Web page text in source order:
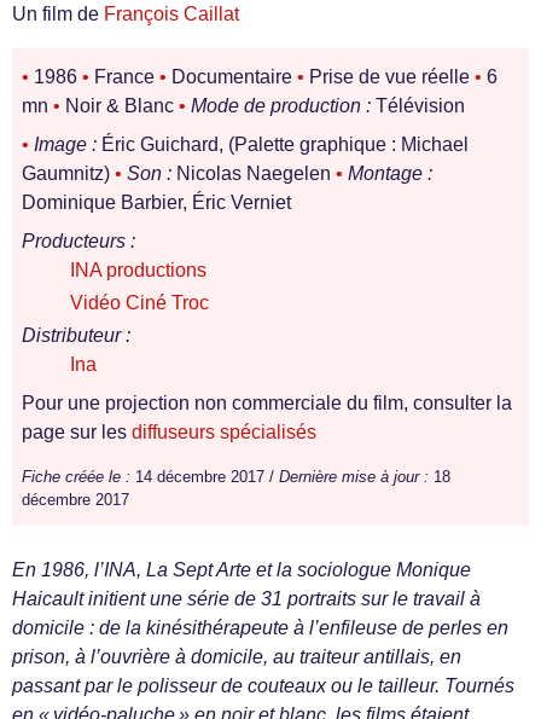
Un film de François Caillat
• 1986 • France • Documentaire • Prise de vue réelle • 6
mn • Noir & Blanc • Mode de production : Télévision
• Image : Éric Guichard, (Palette graphique : Michael
Gaumnitz) • Son : Nicolas Naegelen • Montage :
Dominique Barbier, Éric Verniet
Producteurs :
INA productions
Vidéo Ciné Troc
Distributeur :
Ina
Pour une projection non commerciale du film, consulter la
page sur les diffuseurs spécialisés
Fiche créée le : 14 décembre 2017 / Dernière mise à jour : 18
décembre 2017
En 1986, l’INA, La Sept Arte et la sociologue Monique
Haicault initient une série de 31 portraits sur le travail à
domicile : de la kinésithérapeute à l’enfileuse de perles en
prison, à l’ouvrière à domicile, au traiteur antillais, en
passant par le polisseur de couteaux ou le tailleur. Tournés
en « vidéo-paluche » en noir et blanc, les films étaient